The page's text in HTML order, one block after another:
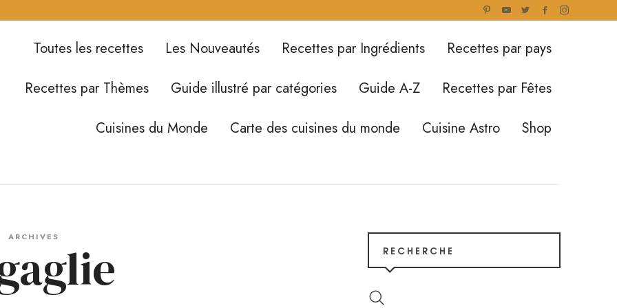
Toutes les recettes Les Nouveautés Recettes par Ingrédients
Recettes par pays
Recettes par Thèmes
Guide illustré par catégories Guide A-Z
Recettes par Fêtes
Cuisines du Monde
Carte des cuisines du monde Cuisine Astro Shop
ARCHIVES
RECHERCHE